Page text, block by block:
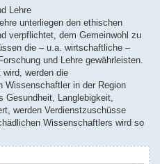
Lehre
unterliegen den ethischen
verpflichtet, dem Gemeinwohl zu
die – u.a. wirtschaftliche –
und Lehre gewährleisten.
werden die
Wissenschaftler in der Region
Gesundheit, Langlebigkeit,
werden Verdienstzuschüsse
Wissenschaftlers wird so